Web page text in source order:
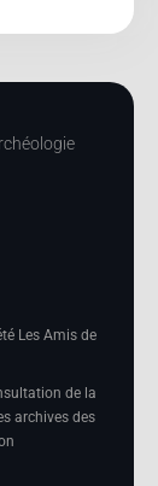
Les Amis de
de la
archives des